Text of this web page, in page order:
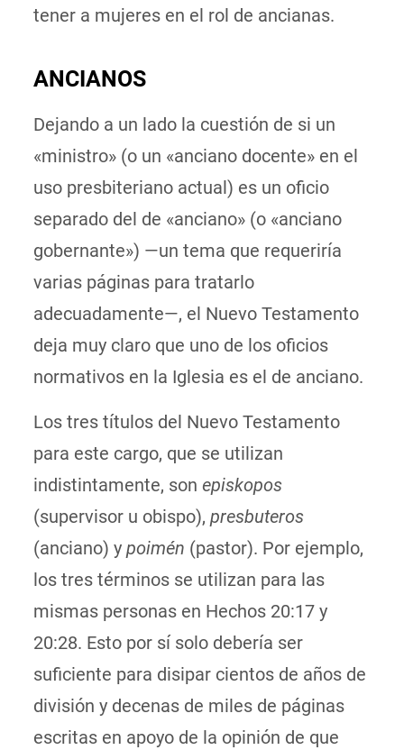
tener a mujeres en el rol de ancianas.
ANCIANOS
Dejando a un lado la cuestión de si un
«ministro» (o un «anciano docente» en el
uso presbiteriano actual) es un oficio
separado del de «anciano» (o «anciano
gobernante») —un tema que requeriría
varias páginas para tratarlo
adecuadamente—, el Nuevo Testamento
deja muy claro que uno de los oficios
normativos en la Iglesia es el de anciano.
Los tres títulos del Nuevo Testamento
para este cargo, que se utilizan
indistintamente, son episkopos
(supervisor u obispo), presbuteros
(anciano) y poimén (pastor). Por ejemplo,
los tres términos se utilizan para las
mismas personas en Hechos 20:17 y
20:28. Esto por sí solo debería ser
suficiente para disipar cientos de años de
división y decenas de miles de páginas
escritas en apoyo de la opinión de que